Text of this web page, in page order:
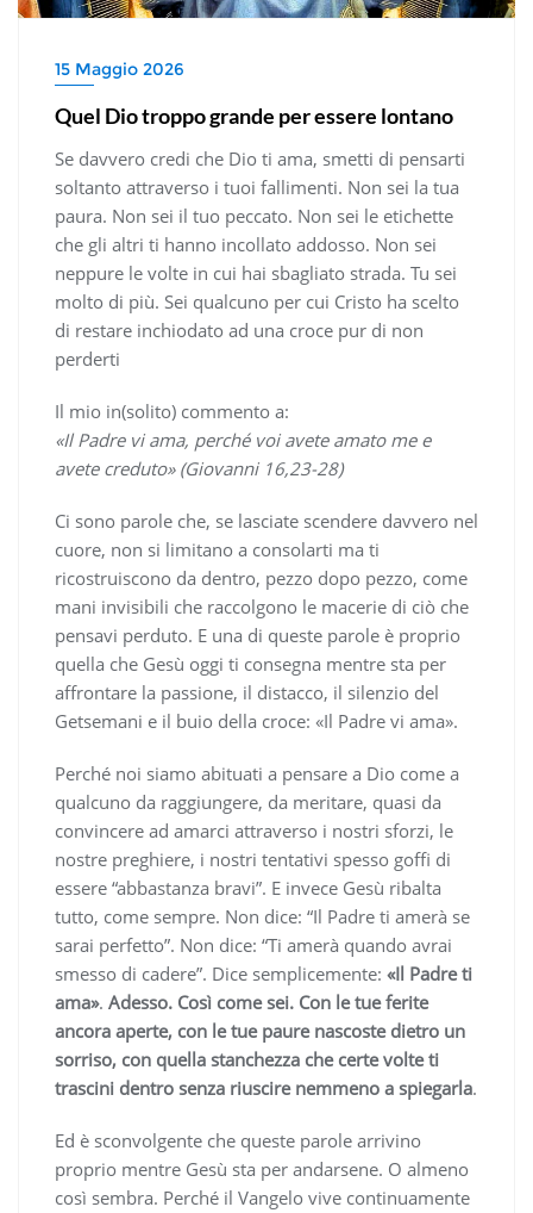
15 Maggio 2026
Quel Dio troppo grande per essere lontano
Se davvero credi che Dio ti ama, smetti di pensarti
soltanto attraverso i tuoi fallimenti. Non sei la tua
paura. Non sei il tuo peccato. Non sei le etichette
che gli altri ti hanno incollato addosso. Non sei
neppure le volte in cui hai sbagliato strada. Tu sei
molto di più. Sei qualcuno per cui Cristo ha scelto
di restare inchiodato ad una croce pur di non
perderti
Il mio in(solito) commento a:
«Il Padre vi ama, perché voi avete amato me e
avete creduto» (Giovanni 16,23-28)
Ci sono parole che, se lasciate scendere davvero nel
cuore, non si limitano a consolarti ma ti
ricostruiscono da dentro, pezzo dopo pezzo, come
mani invisibili che raccolgono le macerie di ciò che
pensavi perduto. E una di queste parole è proprio
quella che Gesù oggi ti consegna mentre sta per
affrontare la passione, il distacco, il silenzio del
Getsemani e il buio della croce: «Il Padre vi ama».
Perché noi siamo abituati a pensare a Dio come a
qualcuno da raggiungere, da meritare, quasi da
convincere ad amarci attraverso i nostri sforzi, le
nostre preghiere, i nostri tentativi spesso goffi di
essere “abbastanza bravi”. E invece Gesù ribalta
tutto, come sempre. Non dice: “Il Padre ti amerà se
sarai perfetto”. Non dice: “Ti amerà quando avrai
smesso di cadere”. Dice semplicemente: «Il Padre ti
ama». Adesso. Così come sei. Con le tue ferite
ancora aperte, con le tue paure nascoste dietro un
sorriso, con quella stanchezza che certe volte ti
trascini dentro senza riuscire nemmeno a spiegarla.
Ed è sconvolgente che queste parole arrivino
proprio mentre Gesù sta per andarsene. O almeno
così sembra. Perché il Vangelo vive continuamente